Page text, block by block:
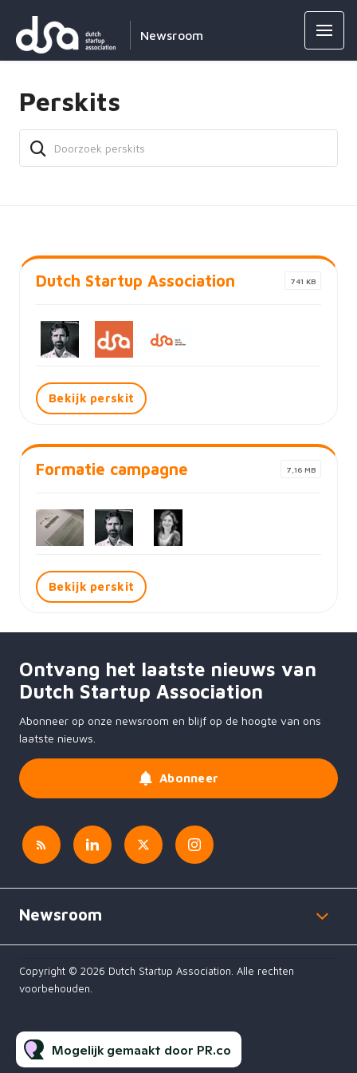
Newsroom
Perskits
Dutch Startup Association 741 KB
Bekijk perskit
Formatie campagne 7,16 MB
Bekijk perskit
Ontvang het laatste nieuws van
Dutch Startup Association
Abonneer op onze newsroom en blijf op de hoogte van ons
laatste nieuws.
Abonneer
Newsroom
Copyright © 2026 Dutch Startup Association. Alle rechten
voorbehouden.
Mogelijk gemaakt door PR.co